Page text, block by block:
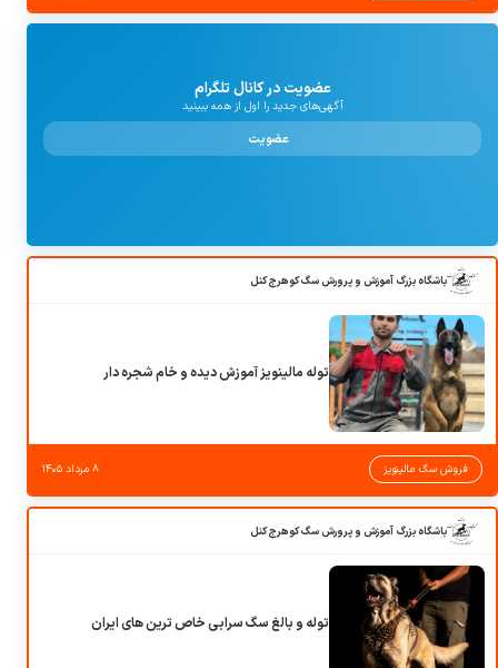
عضویت در کانال تلگرام
آگهی‌های جدید را اول از همه ببینید
عضویت
باشگاه بزرگ آموزش و پرورش سگ کوهرج کنل
توله مالینویز آموزش دیده و خام شجره دار
فروش سگ مالینویز ۸ مرداد ۱۴۰۵
باشگاه بزرگ آموزش و پرورش سگ کوهرج کنل
توله و بالغ سگ سرابی خاص ترین های ایران